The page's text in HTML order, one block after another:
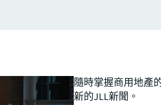
隨時掌握商用地產
新的JLL新聞。